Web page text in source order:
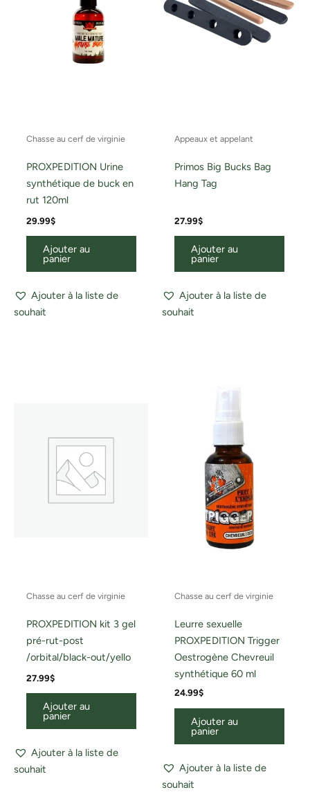
Chasse au cerf de virginie
PROXPEDITION Urine
synthétique de buck en
rut 120ml
29.99$
Ajouter au
panier
Ajouter à la liste de
souhait
Appeaux et appelant
Primos Big Bucks Bag
Hang Tag
27.99$
Ajouter au
panier
Ajouter à la liste de
souhait
Chasse au cerf de virginie
PROXPEDITION kit 3 gel
pré-rut-post
/orbital/black-out/yello
27.99$
Ajouter au
panier
Ajouter à la liste de
souhait
Chasse au cerf de virginie
Leurre sexuelle
PROXPEDITION Trigger
Oestrogène Chevreuil
synthétique 60 ml
24.99$
Ajouter au
panier
Ajouter à la liste de
souhait